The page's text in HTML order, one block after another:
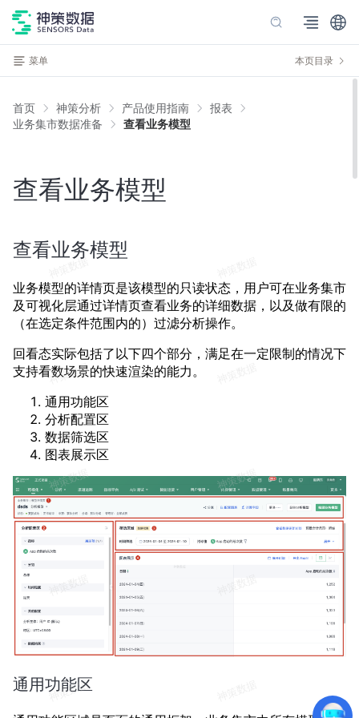
菜单 本页目录
首页 神策分析 产品使用指南
报表
业务集市数据准备
查看业务模型
查看业务模型
查看业务模型
业务模型的详情页是该模型的只读状态，用户可在业务集市
及可视化层通过详情页查看业务的详细数据，以及做有限的
（在选定条件范围内的）过滤分析操作。
回看态实际包括了以下四个部分，满足在一定限制的情况下
支持看数场景的快速渲染的能力。
通用功能区
分析配置区
数据筛选区
图表展示区
通用功能区